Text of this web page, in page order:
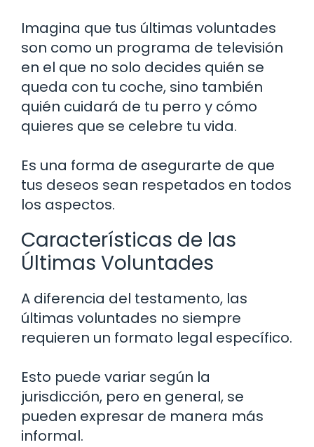
Imagina que tus últimas voluntades
son como un programa de televisión
en el que no solo decides quién se
queda con tu coche, sino también
quién cuidará de tu perro y cómo
quieres que se celebre tu vida.
Es una forma de asegurarte de que
tus deseos sean respetados en todos
los aspectos.
Características de las
Últimas Voluntades
A diferencia del testamento, las
últimas voluntades no siempre
requieren un formato legal específico.
Esto puede variar según la
jurisdicción, pero en general, se
pueden expresar de manera más
informal.